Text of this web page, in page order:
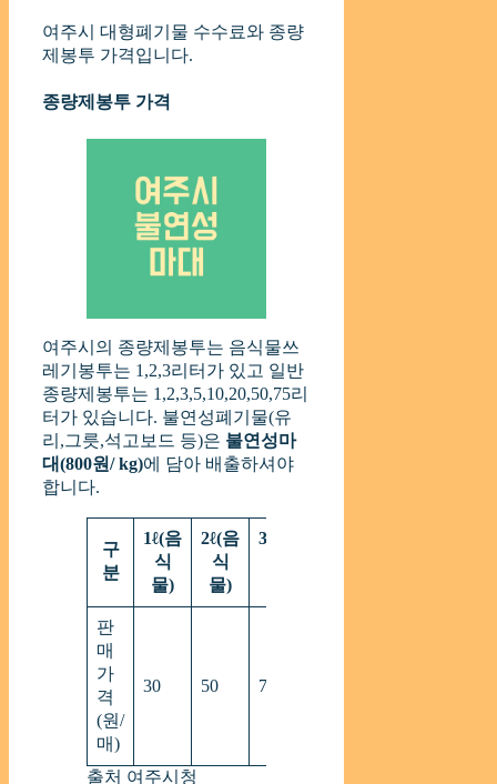
여주시 대형폐기물 수수료와 종량
제봉투 가격입니다.
종량제봉투 가격
여주시의 종량제봉투는 음식물쓰
레기봉투는 1,2,3리터가 있고 일반
종량제봉투는 1,2,3,5,10,20,50,75리
터가 있습니다. 불연성폐기물(유
리,그릇,석고보드 등)은 불연성마
대(800원/ kg)에 담아 배출하셔야
합니다.
구
분
1ℓ(음
식
물)
2ℓ(음
식
물)
3ℓ(음
판
매
가
격
(원/
매)
30 50 70
출처 여주시청